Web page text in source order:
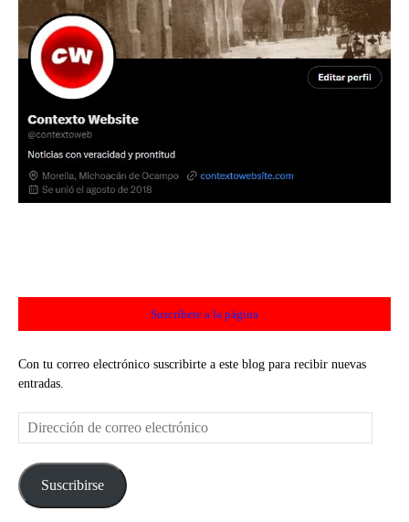
Suscríbete a la página
Con tu correo electrónico suscribirte a este blog para recibir nuevas
entradas.
Dirección
de
electrónicoSuscribirse